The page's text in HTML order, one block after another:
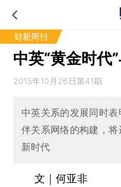
财新周刊
中英“黄金时代
2015年10月26日第41期
中英关系的发展同时
伴关系网络的构建，
新时代
文｜何亚非